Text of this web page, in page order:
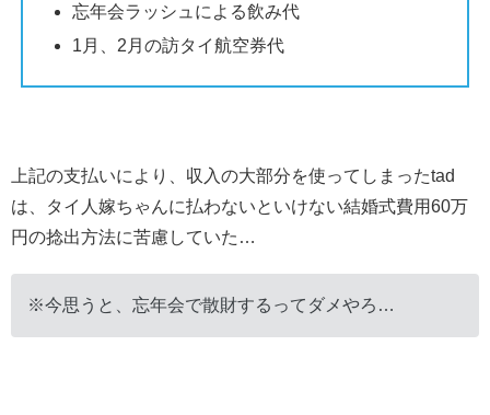
忘年会ラッシュによる飲み代
1月、2月の訪タイ航空券代
上記の支払いにより、収入の大部分を使ってしまったtad
は、タイ人嫁ちゃんに払わないといけない結婚式費用60万
円の捻出方法に苦慮していた…
※今思うと、忘年会で散財するってダメやろ…